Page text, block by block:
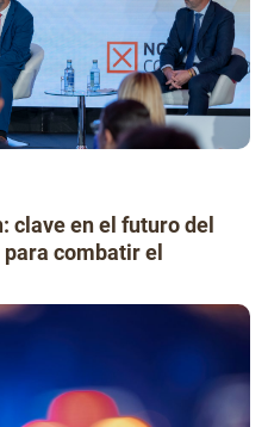
clave en el futuro del
combatir el